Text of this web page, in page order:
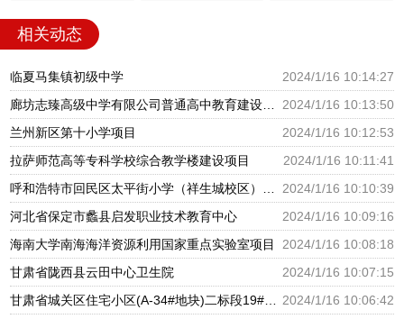
相关动态
临夏马集镇初级中学
2024/1/16 10:14:27
2024/1/16 10:13:50
兰州新区第十小学项目
2024/1/16 10:12:53
拉萨师范高等专科学校综合教学楼建设项目
2024/1/16 10:11:41
2024/1/16 10:10:39
河北省保定市蠡县启发职业技术教育中心
2024/1/16 10:09:16
海南大学南海海洋资源利用国家重点实验室项目
2024/1/16 10:08:18
甘肃省陇西县云田中心卫生院
2024/1/16 10:07:15
2024/1/16 10:06:42